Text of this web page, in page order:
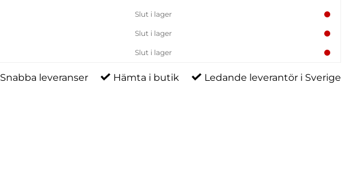
Slut i lager
Slut i lager
Slut i lager
Snabba leveranser Hämta i butik Ledande leverantör i Sverige